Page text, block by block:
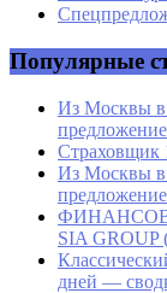
Популярные
Из Москвы в
Страховщик
Из Москвы в
SIA GROUP
дней —